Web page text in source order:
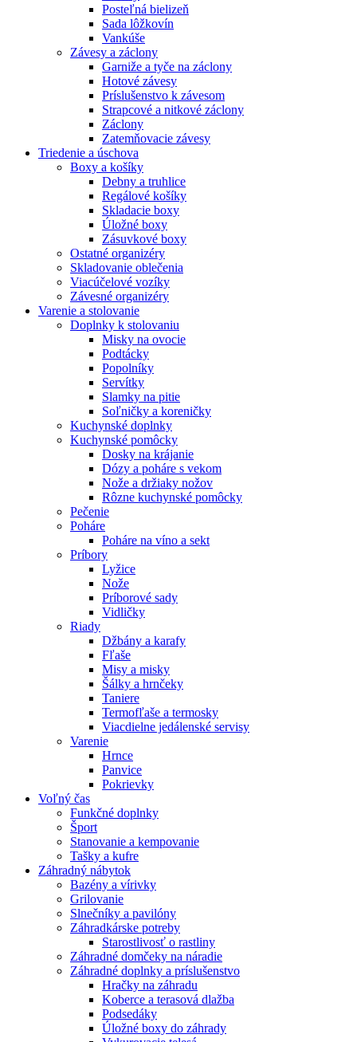
Posteľná bielizeň
Sada lôžkovín
Vankúše
Závesy a záclony
Garniže a tyče na záclony
Hotové závesy
Príslušenstvo k závesom
Strapcové a nitkové záclony
Záclony
Zatemňovacie závesy
Triedenie a úschova
Boxy a košíky
Debny a truhlice
Regálové košíky
Skladacie boxy
Úložné boxy
Zásuvkové boxy
Ostatné organizéry
Skladovanie oblečenia
Viacúčelové vozíky
Závesné organizéry
Varenie a stolovanie
Doplnky k stolovaniu
Misky na ovocie
Podtácky
Popolníky
Servítky
Slamky na pitie
Soľničky a koreničky
Kuchynské doplnky
Kuchynské pomôcky
Dosky na krájanie
Dózy a poháre s vekom
Nože a držiaky nožov
Rôzne kuchynské pomôcky
Pečenie
Poháre
Poháre na víno a sekt
Príbory
Lyžice
Nože
Príborové sady
Vidličky
Riady
Džbány a karafy
Fľaše
Misy a misky
Šálky a hrnčeky
Taniere
Termofľaše a termosky
Viacdielne jedálenské servisy
Varenie
Hrnce
Panvice
Pokrievky
Voľný čas
Funkčné doplnky
Šport
Stanovanie a kempovanie
Tašky a kufre
Záhradný nábytok
Bazény a vírivky
Grilovanie
Slnečníky a pavilóny
Záhradkárske potreby
Starostlivosť o rastliny
Záhradné domčeky na náradie
Záhradné doplnky a príslušenstvo
Hračky na záhradu
Koberce a terasová dlažba
Podsedáky
Úložné boxy do záhrady